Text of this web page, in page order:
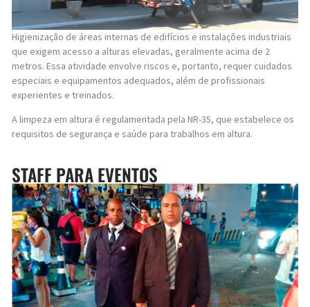
Higienização de áreas internas de edifícios e instalações industriais
que exigem acesso a alturas elevadas, geralmente acima de 2
metros. Essa atividade envolve riscos e, portanto, requer cuidados
especiais е equipamentos adequados, além de profissionais
experientes e treinados.
A limpeza em altura é regulamentada pela NR-35, que estabelece os
requisitos de segurança e saúde para trabalhos em altura.
STAFF PARA EVENTOS